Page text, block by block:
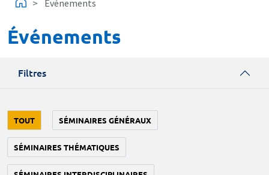
Événements
Événements
Filtres
TOUT SÉMINAIRES GÉNÉRAUX
SÉMINAIRES THÉMATIQUES